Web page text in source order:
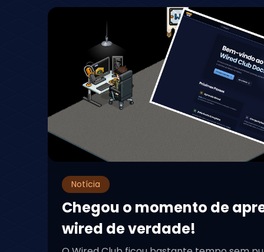
Notícia
Chegou o momento de
wired de verdade!